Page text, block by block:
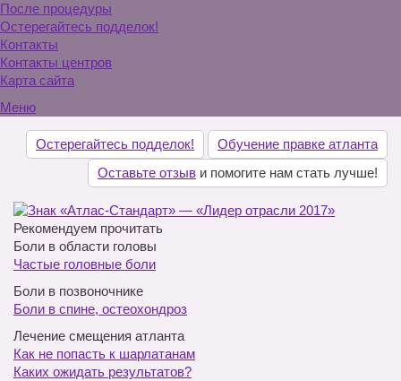
После процедуры
Остерегайтесь подделок!
Контакты
Контакты центров
Карта сайта
Меню
Остерегайтесь подделок!
Обучение правке атланта
Оставьте отзыв и помогите нам стать лучше!
Рекомендуем прочитать
Боли в области головы
Частые головные боли
Боли в позвоночнике
Боли в спине, остеохондроз
Лечение смещения атланта
Как не попасть к шарлатанам
Каких ожидать результатов?